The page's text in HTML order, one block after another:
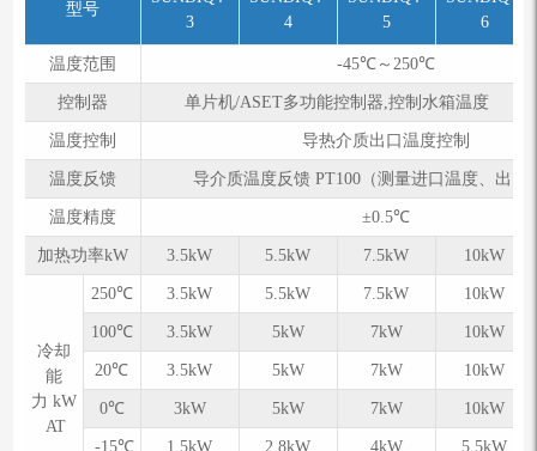
型号
3
4
5
6
温度范围 -45℃～250℃
控制器 单⽚机/ASET多功能控制器,控制⽔箱温度
温度控制 导热介质出口温度控制
温度反馈 导介质温度反馈 PT100（测量进口温度、出口
温度精度 ±0.5℃
加热功率kW 3.5kW 5.5kW 7.5kW 10kW
冷却
能
力 kW
AT
250℃ 3.5kW 5.5kW 7.5kW 10kW
100℃ 3.5kW 5kW 7kW 10kW
20℃ 3.5kW 5kW 7kW 10kW
0℃ 3kW 5kW 7kW 10kW
-15℃ 1.5kW 2.8kW 4kW 5.5kW